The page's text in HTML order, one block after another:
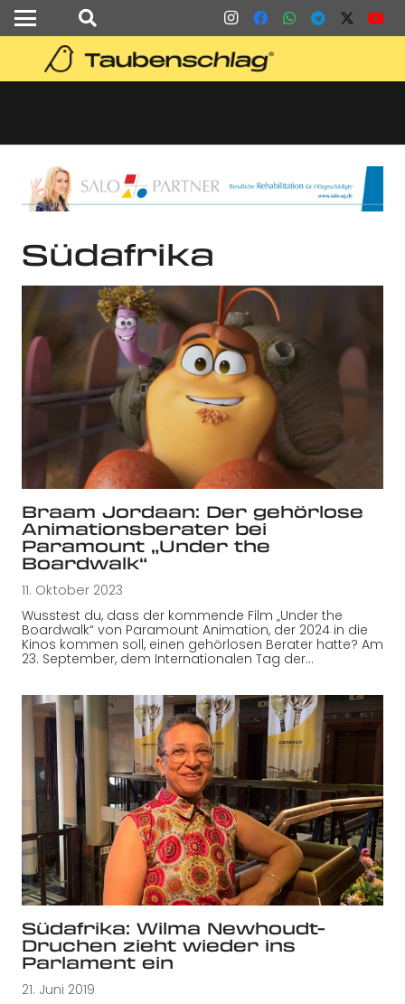
Südafrika
Braam Jordaan: Der gehörlose
Animationsberater bei
Paramount „Under the
Boardwalk“
11. Oktober 2023
Wusstest du, dass der kommende Film „Under the
Boardwalk“ von Paramount Animation, der 2024 in die
Kinos kommen soll, einen gehörlosen Berater hatte? Am
23. September, dem Internationalen Tag der…
Südafrika: Wilma Newhoudt-
Druchen zieht wieder ins
Parlament ein
21. Juni 2019